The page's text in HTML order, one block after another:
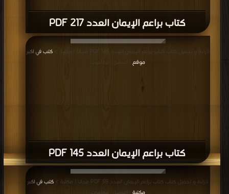
كتاب براعم الإيمان العدد 217 PDF
كتاب براعم الإيمان العدد 145 PDF
قراءة و تحميل كتاب كتاب براعم الإيمان العدد 145 PDF مجانا | مكتبة >
كتب في اكبر
موقع
| التحميل : مرة/مرات
قراءة و تحميل كتاب كتاب براعم الإيمان العدد 59 PDF مجانا | مكتبة >
كتب في اكبر